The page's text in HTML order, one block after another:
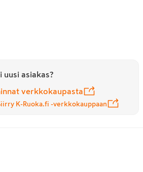
asiakas?
verkkokaupasta
K-Ruoka.fi -verkkokauppaan